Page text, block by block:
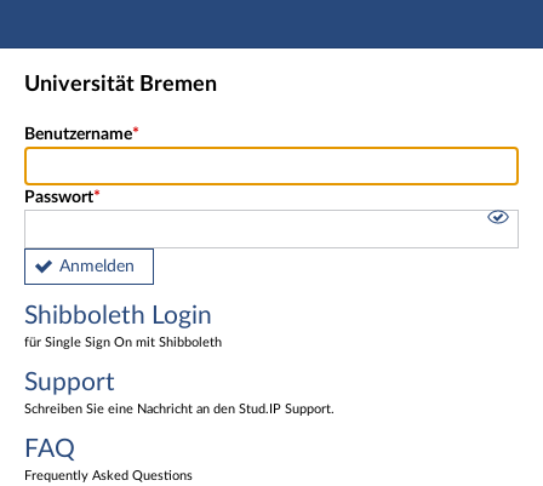
Hauptnavigation
Shibboleth Login
Universität Bremen
Benutzername
Passwort
Anmelden
Shibboleth Login
für Single Sign On mit Shibboleth
Support
Schreiben Sie eine Nachricht an den Stud.IP Support.
FAQ
Frequently Asked Questions